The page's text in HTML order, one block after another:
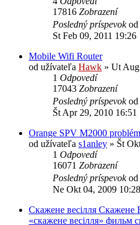
17816 Zobrazení
Posledný príspevok
St Feb 09, 2011 19:26
Mobile Wifi Router
od užívateľa Hawk » Ut
1 Odpovedí
17043 Zobrazení
Posledný príspevok
Št Apr 29, 2010 16:51
Orange SPV M2000
od užívateľa s1anley » Št
1 Odpovedí
16071 Zobrazení
Posledný príspevok
Ne Okt 04, 2009 10:28
Скажене весілля Скажене
«скажене весілля» фильм